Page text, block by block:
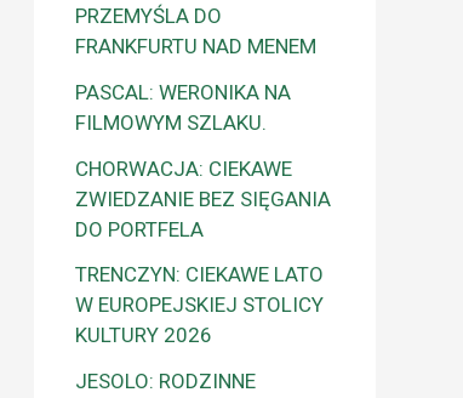
PRZEMYŚLA DO
FRANKFURTU NAD MENEM
PASCAL: WERONIKA NA
FILMOWYM SZLAKU.
CHORWACJA: CIEKAWE
ZWIEDZANIE BEZ SIĘGANIA
DO PORTFELA
TRENCZYN: CIEKAWE LATO
W EUROPEJSKIEJ STOLICY
KULTURY 2026
JESOLO: RODZINNE